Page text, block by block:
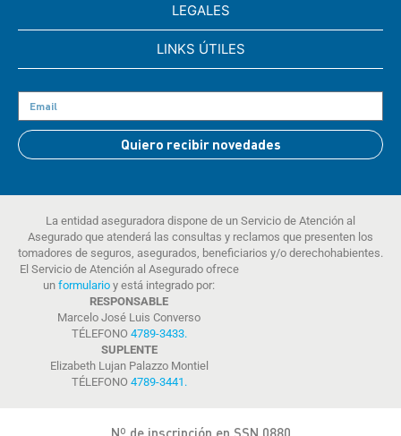
LEGALES
LINKS ÚTILES
Quiero recibir novedades
La entidad aseguradora dispone de un Servicio de Atención al
Asegurado que atenderá las consultas y reclamos que presenten los
tomadores de seguros, asegurados, beneficiarios y/o derechohabientes.
El Servicio de Atención al Asegurado ofrece
un formulario y está integrado por:
RESPONSABLE
Marcelo José Luis Converso
TÉLEFONO 4789-3433.
SUPLENTE
Elizabeth Lujan Palazzo Montiel
TÉLEFONO 4789-3441 .
Nº de inscripción en SSN 0880